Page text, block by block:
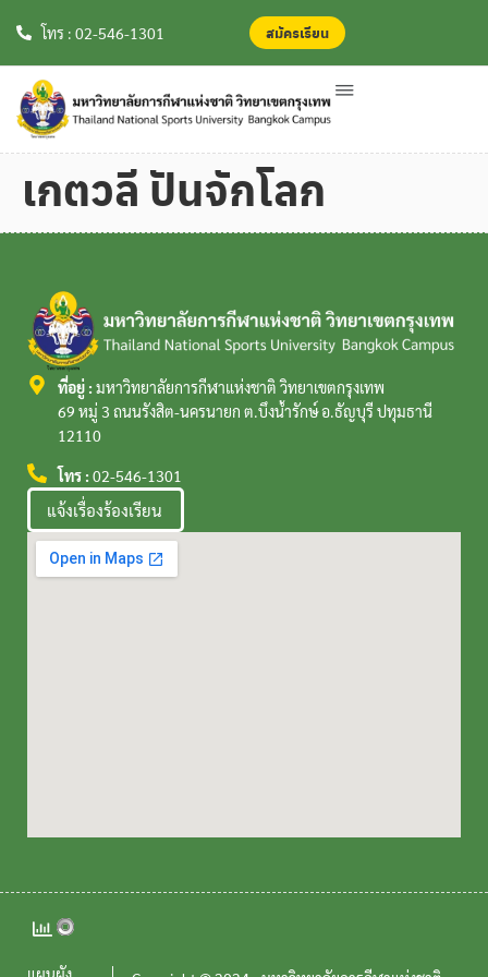
โทร : 02-546-1301 สมัครเรียน
เกตวลี ปันจักโลก
ที่อยู่ : มหาวิทยาลัยการกีฬาแห่งชาติ วิทยาเขตกรุงเทพ
69 หมู่ 3 ถนนรังสิต-นครนายก ต.บึงน้ำรักษ์ อ.ธัญบุรี ปทุมธานี
12110
โทร : 02-546-1301
แจ้งเรื่องร้องเรียน